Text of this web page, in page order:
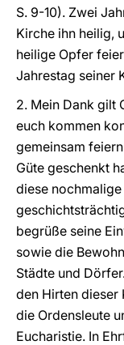
S. 9-10). Zwei
Kirche ihn heilig,
heilige Opfer
Jahrestag seiner
2. Mein Dank gilt
euch kommen
gemeinsam
Güte geschenkt
diese
begrüße seine
sowie die
Städte und
den Hirten dieser
die Ordensleute
Eucharistie. In